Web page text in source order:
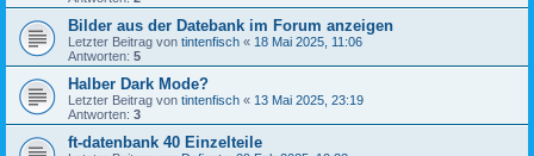
Bilder aus der Datebank im Forum anzeigen
Letzter Beitrag von tintenfisch « 18 Mai 2025, 11:06
Antworten: 5
Halber Dark Mode?
Letzter Beitrag von tintenfisch « 13 Mai 2025, 23:19
Antworten: 3
ft-datenbank 40 Einzelteile